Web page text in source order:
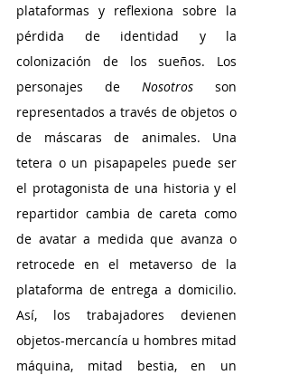
plataformas y reflexiona sobre la
pérdida de identidad y la
colonización de los sueños. Los
personajes de Nosotros son
representados a través de objetos o
de máscaras de animales. Una
tetera o un pisapapeles puede ser
el protagonista de una historia y el
repartidor cambia de careta como
de avatar a medida que avanza o
retrocede en el metaverso de la
plataforma de entrega a domicilio.
Así, los trabajadores devienen
objetos-mercancía u hombres mitad
máquina, mitad bestia, en un